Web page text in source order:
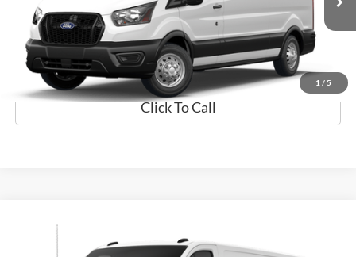
1 / 5
Disponible Ext.
Obtener Oferta
Prueba de Manejo
Click To Call
Ford Transit Cargo Van
PRECIO